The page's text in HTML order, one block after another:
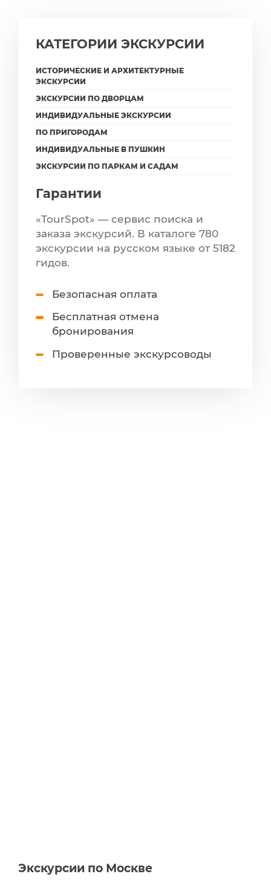
КАТЕГОРИИ ЭКСКУРСИИ
ИСТОРИЧЕСКИЕ И АРХИТЕКТУРНЫЕ
ЭКСКУРСИИ
ЭКСКУРСИИ ПО ДВОРЦАМ
ИНДИВИДУАЛЬНЫЕ ЭКСКУРСИИ
ПО ПРИГОРОДАМ
ИНДИВИДУАЛЬНЫЕ В ПУШКИН
ЭКСКУРСИИ ПО ПАРКАМ И САДАМ
Гарантии
«TourSpot» — сервис поиска и
заказа экскурсий. В каталоге 780
экскурсии на русском языке от 5182
гидов.
Безопасная оплата
Бесплатная отмена
бронирования
Проверенные экскурсоводы
Экскурсии по Москве